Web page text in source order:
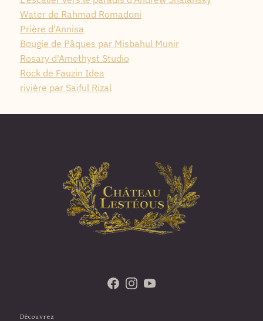
Water de Rahmad Romadoni
Prière d'Annisa
Bougie de Pâques par Misbahul Munir
Rosary d'Amethyst Studio
Rock de Fauzin Idea
rivière par Saiful Rizal
Rendez-nous visite sur Facebook
Suivez-nous sur Instagram
Abonnez-vous à notre
Découvrez